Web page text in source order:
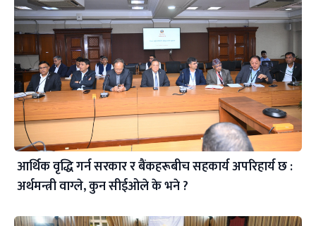
आर्थिक वृद्धि गर्न सरकार र बैंकहरूबीच सहकार्य अपरिहार्य छ :
अर्थमन्त्री वाग्ले, कुन सीईओले के भने ?